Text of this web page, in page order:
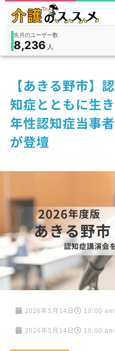
在宅9,360入所3,194
先月のユーザー数
8,236 人
件
【あきる野市】
知症とともに生
年性認知症当事
が登壇
2026年5月14日 10:00 am
2026年5月14日 10:00 am